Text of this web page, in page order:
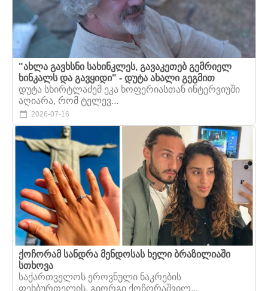
"ახლა გავხსნი სახინკლეს, გავაკეთებ გემრიელ
ხინკალს და გავყიდი" - დუტა ახალი გეგმით
დუტა სხირტლაძემ ეკა ხოფერიასთან ინტერვიუში
აღიარა, რომ ტელევ...
2026-07-16
ქოჩორამ სანდრა მენდოსას ხელი ბრაზილიაში
სთხოვა
საქართველოს ეროვნული ნაკრების
ფეხბურთელის, გიორგი ქოჩორაშვილ...